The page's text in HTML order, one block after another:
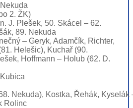
2. ŽK)
J. Plešek, 50. Skácel – 62.
89. Nekuda
– Geryk, Adamčík, Richter,
Helešic), Kuchař (90.
Hoffmann – Holub (62. D.
Nekuda), Kostka, Řehák,
Rolinc